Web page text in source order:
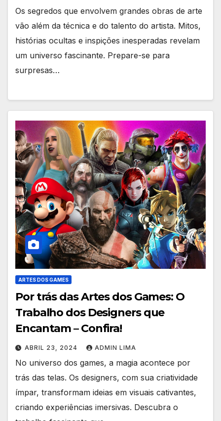
Os segredos que envolvem grandes obras de arte
vão além da técnica e do talento do artista. Mitos,
histórias ocultas e inspições inesperadas revelam
um universo fascinante. Prepare-se para
surpresas…
ARTES DOS GAMES
Por trás das Artes dos Games: O
Trabalho dos Designers que
Encantam – Confira!
ABRIL 23, 2024 ADMIN LIMA
No universo dos games, a magia acontece por
trás das telas. Os designers, com sua criatividade
ímpar, transformam ideias em visuais cativantes,
criando experiências imersivas. Descubra o